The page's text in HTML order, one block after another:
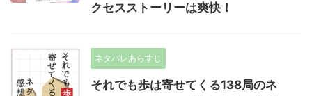
クセスストーリーは爽快！
ネタバレあらすじ
それでも歩は寄せてくる138局のネ